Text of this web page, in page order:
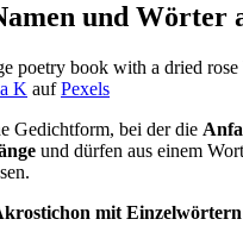
und Wörter
K aufPexels
Gedichtform, bei der die
und dürfen aus einem
mit